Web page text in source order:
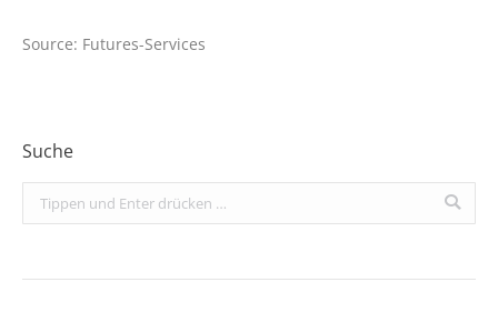
Source: Futures-Services
Suche
Search: